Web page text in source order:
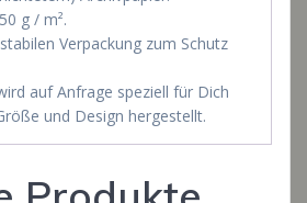
g / m².
Verpackung zum Schutz
auf Anfrage speziell für Dich
und Design hergestellt.